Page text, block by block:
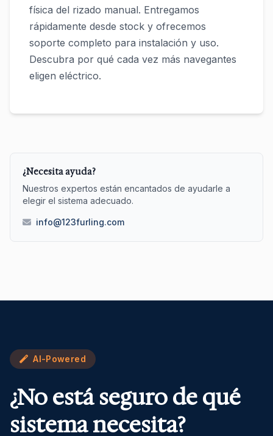
física del rizado manual. Entregamos
rápidamente desde stock y ofrecemos
soporte completo para instalación y uso.
Descubra por qué cada vez más navegantes
eligen eléctrico.
¿Necesita ayuda?
Nuestros expertos están encantados de ayudarle a
elegir el sistema adecuado.
info@123furling.com
AI-Powered
¿No está seguro de qué
sistema necesita?